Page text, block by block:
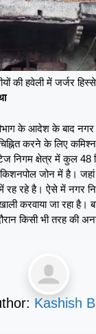
की हवेली में जर्जर
के आदेश के बाद
करने के लिए
निगम क्षेत्र में कुल 48
जोन में है।
में रह रहे है। ऐसे में नगर
करवाया जा रहा है।
किसी भी तरह की
Kashish